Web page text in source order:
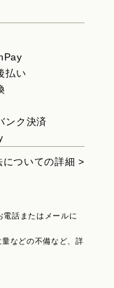
払い
ンク決済
についての詳細 >
話またはメールに
などの不備など、詳